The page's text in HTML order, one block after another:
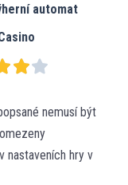
automat
nemusí být
nastaveních hry v